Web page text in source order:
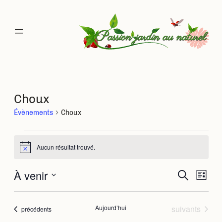
Choux
Évènements Choux
Évènements
Notice Aucun résultat trouvé.
et
Recherche
Liste
À venir
date.
Évènements
précédents Aujourd’hui Évènements
suivants